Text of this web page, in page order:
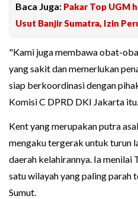
Baca Juga: Pakar Top UGM
Usut Banjir Sumatra, Izin
"Kami juga membawa obat-
yang sakit dan memerlukan
siap berkoordinasi dengan
Komisi C DPRD DKI Jakarta itu.
Kent yang merupakan putra
mengaku tergerak untuk turun
daerah kelahirannya. Ia menilai
satu wilayah yang paling parah
Sumut.